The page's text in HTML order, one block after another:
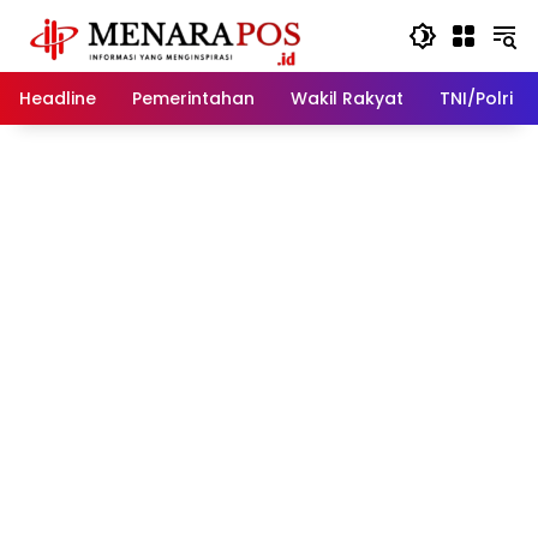
konten
Headline
Pemerintahan Wakil Rakyat TNI/Polri